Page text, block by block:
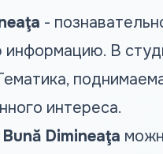
-
В
интереса.
Bună Dimineaţa